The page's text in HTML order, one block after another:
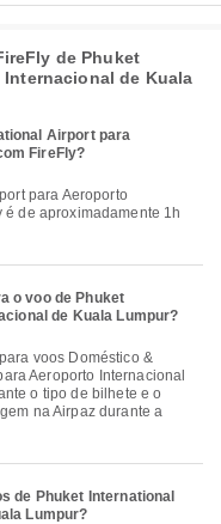
de Phuket
de Kuala
Airport para
FireFly?
é de aproximadamente 1h
o voo de Phuket
de Kuala Lumpur?
Aeroporto Internacional
o tipo de bilhete e o
na Airpaz durante a
de Phuket International
Lumpur?